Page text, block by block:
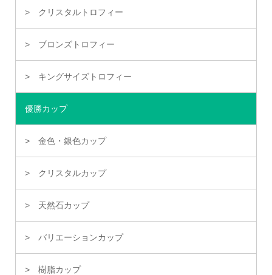
クリスタルトロフィー
ブロンズトロフィー
キングサイズトロフィー
優勝カップ
金色・銀色カップ
クリスタルカップ
天然石カップ
バリエーションカップ
樹脂カップ